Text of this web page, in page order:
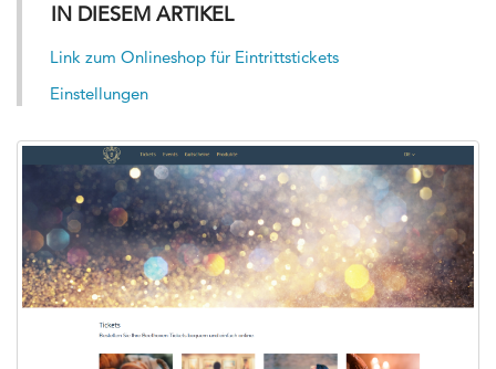
Kontakt
IN DIESEM ARTIKEL
Link zum Onlineshop für Eintrittstickets
Einstellungen